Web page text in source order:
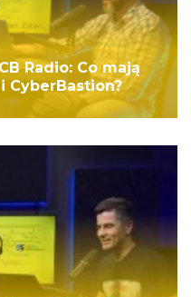
Radio: Co mają
CyberBastion?